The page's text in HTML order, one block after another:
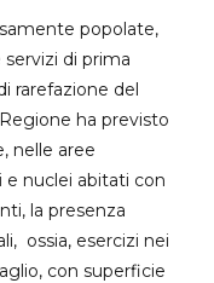
popolate,
di prima
rarefazione del
ha previsto
nelle aree
e nuclei abitati con
la presenza
ossia, esercizi nei
con superficie